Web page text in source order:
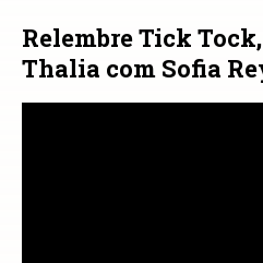
Relembre Tick
Thalia com Sofia